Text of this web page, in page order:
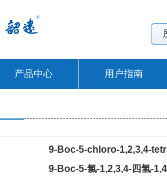
产品中心 用户指南
9-Boc-5-chloro-1,2,3,4-
9-Boc-5-氯-1,2,3,4-四氢-